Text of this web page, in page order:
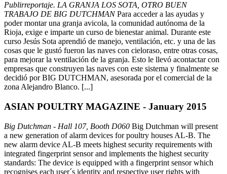
Publirreportaje. LA GRANJA LOS SOTA, OTRO BUEN
TRABAJO DE BIG DUTCHMANPara acceder a las ayudas y
poder montar una granja avicola, la comunidad autónoma de la
Rioja, exige e imparte un curso de bienestar animal. Durante este
curso Jesús Sota aprendió de manejo, ventilación, etc. y una de las
cosas que le gustó fueron las naves con cieloraso, entre otras cosas,
para mejorar la ventilación de la granja. Esto le llevó acontactar con
empresas que construyen las naves con este sistema y finalmente se
decidió por BIG DUTCHMAN, asesorada por el comercial de la
zona Alejandro Blanco. [...]
ASIAN POULTRY MAGAZINE - January 2015
Big Dutchman - Hall 107, Booth D060 Big Dutchman will present
a new generation of alarm devices for poultry houses AL-B. The
new alarm device AL-B meets highest security requirements with
integrated fingerprint sensor and implements the highest security
standards: The device is equipped with a fingerprint sensor which
recognises each user´s identity and respective user rights with